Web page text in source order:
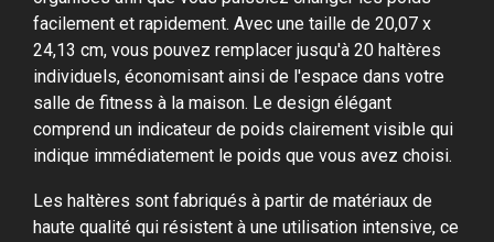
facilement et rapidement. Avec une taille de 20,07 x
24,13 cm, vous pouvez remplacer jusqu'à 20 haltères
individuels, économisant ainsi de l'espace dans votre
salle de fitness à la maison. Le design élégant
comprend un indicateur de poids clairement visible qui
indique immédiatement le poids que vous avez choisi.
Les haltères sont fabriqués à partir de matériaux de
haute qualité qui résistent à une utilisation intensive, ce